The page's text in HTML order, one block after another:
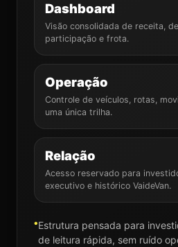
Dashboard
Visão consolidada de receita,
participação e frota.
Operação
Controle de veículos, rotas,
uma única trilha.
Relação
Acesso reservado para
executivo e histórico VaideVan.
Estrutura pensada para
de leitura rápida, sem ruído